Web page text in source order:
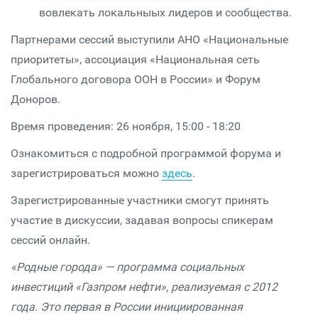
вовлекать локальныых лидеров и сообщества.
Партнерами сессий выступили АНО «Национальные
приоритеты», ассоциация «Национальная сеть
Глобального договора ООН в России» и Форум
Доноров.
Время проведения: 26 ноября, 15:00 - 18:20
Ознакомиться с подробной программой форума и
зарегистрироваться можно здесь.
Зарегистрированные участники смогут принять
участие в дискуссии, задавая вопросы спикерам
сессий онлайн.
«Родные города» — программа социальных
инвестиций «Газпром нефти», реализуемая с 2012
года. Это первая в России инициированная